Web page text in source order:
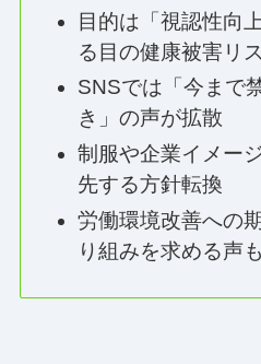
目的は「視認性向
る目の健康被害リ
SNSでは「今まで
き」の声が拡散
制服や企業イメー
先する方針転換
労働環境改善への
り組みを求める声